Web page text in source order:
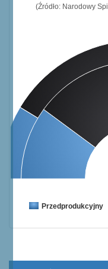
(Źródło: Narodowy
Przedprodukcyjny